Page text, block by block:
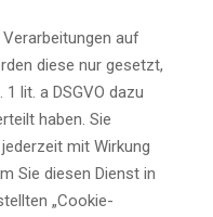
auf
diese nur gesetzt,
lit. a DSGVO dazu
haben. Sie
mit Wirkung
Sie diesen Dienst in
„Cookie-